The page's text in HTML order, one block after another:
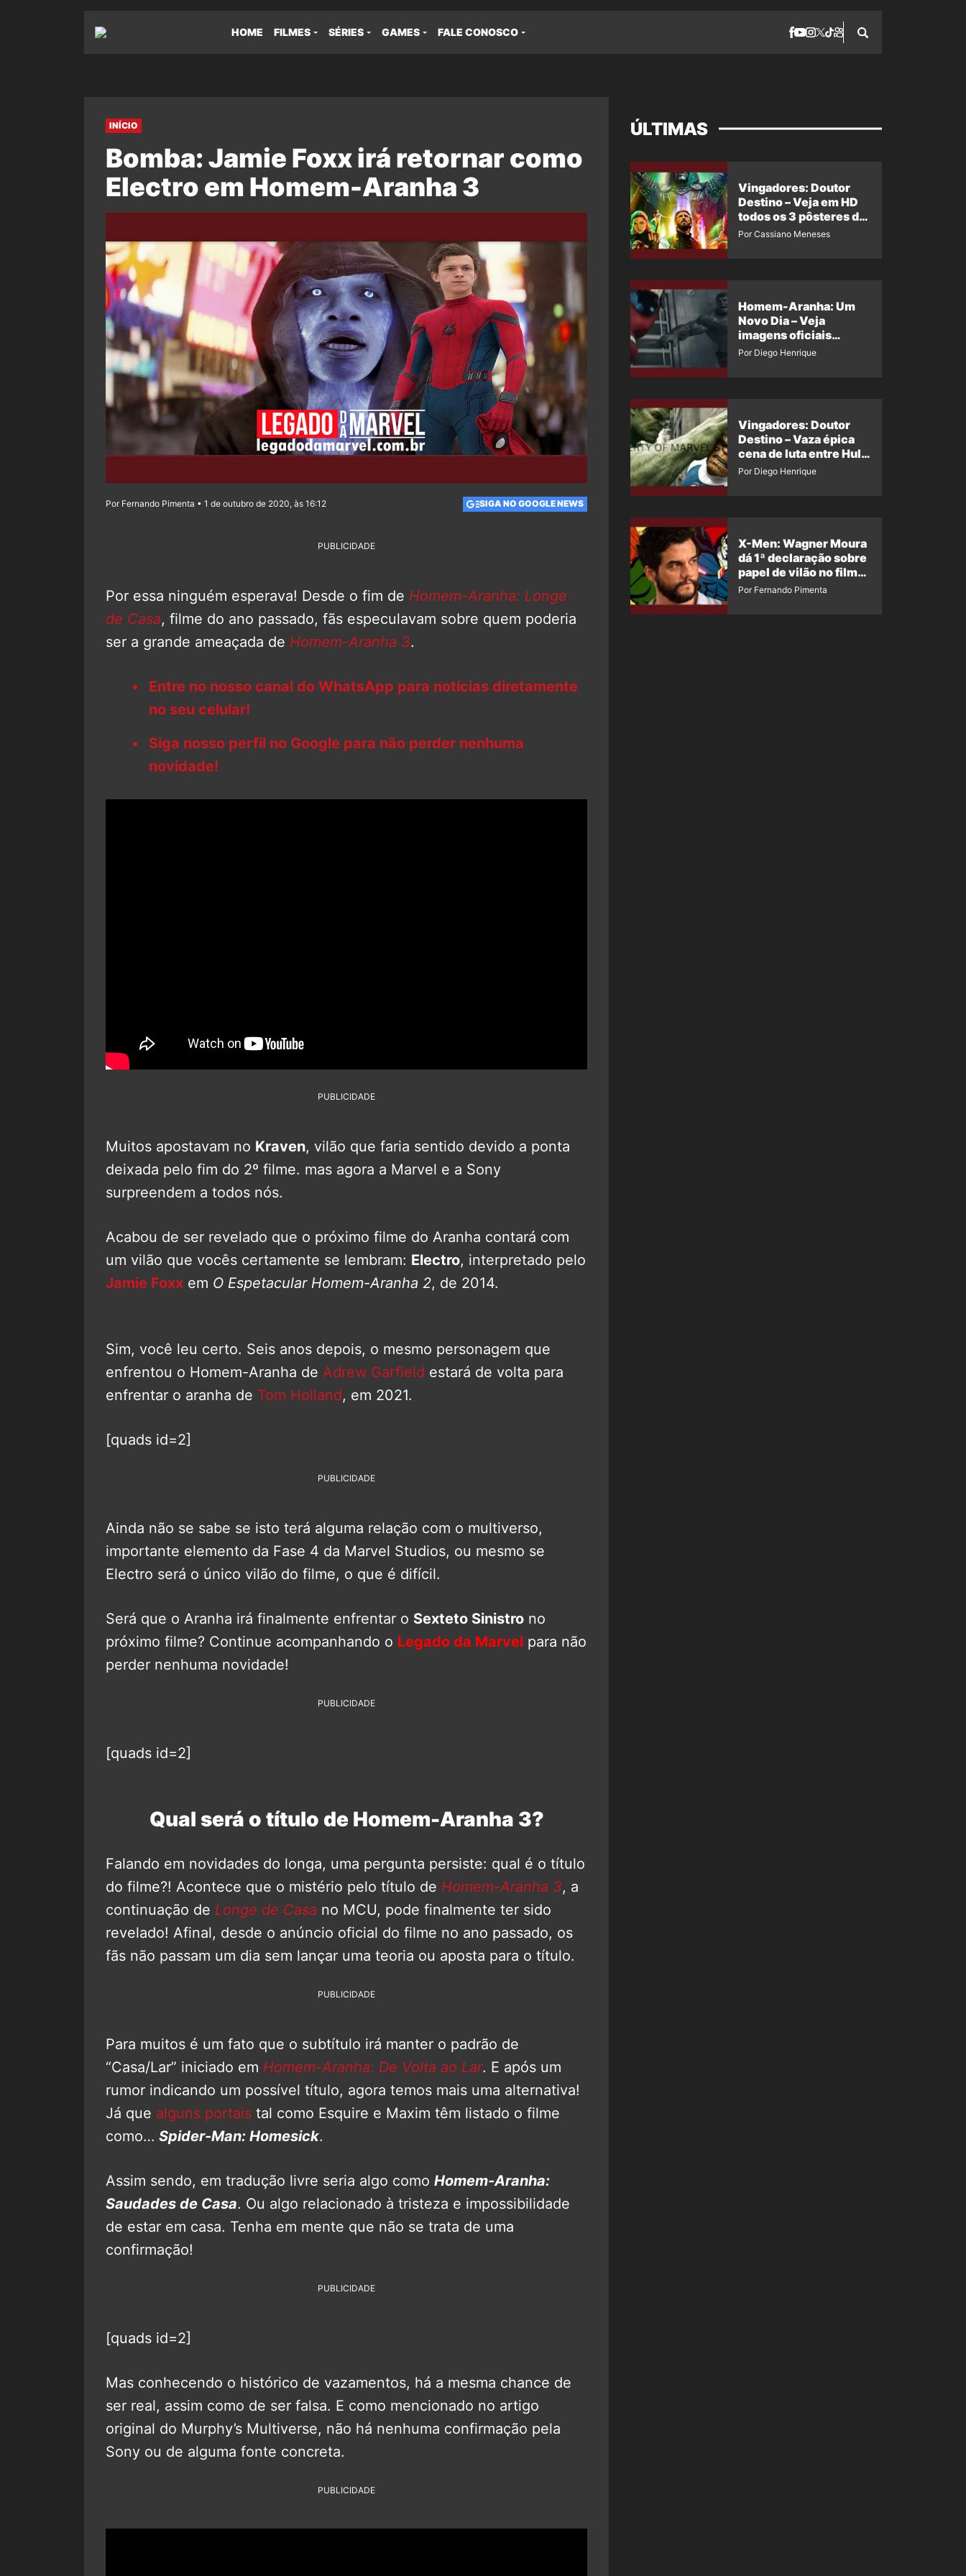
HOME FILMES SÉRIES GAMES FALE CONOSCO
INÍCIO
Bomba: Jamie Foxx irá retornar como
Electro em Homem-Aranha 3
Por Fernando Pimenta • 1 de outubro de 2020, às 16:12 SIGA NO GOOGLE NEWS
PUBLICIDADE
Por essa ninguém esperava! Desde o fim de Homem-Aranha: Longe
de Casa, filme do ano passado, fãs especulavam sobre quem poderia
ser a grande ameaçada de Homem-Aranha 3.
Entre no nosso canal do WhatsApp para notícias diretamente
no seu celular!
Siga nosso perfil no Google para não perder nenhuma
novidade!
PUBLICIDADE
Muitos apostavam no Kraven, vilão que faria sentido devido a ponta
deixada pelo fim do 2º filme. mas agora a Marvel e a Sony
surpreendem a todos nós.
Acabou de ser revelado que o próximo filme do Aranha contará com
um vilão que vocês certamente se lembram: Electro, interpretado pelo
Jamie Foxx em O Espetacular Homem-Aranha 2, de 2014.
Sim, você leu certo. Seis anos depois, o mesmo personagem que
enfrentou o Homem-Aranha de Adrew Garfield estará de volta para
enfrentar o aranha de Tom Holland, em 2021.
[quads id=2]
PUBLICIDADE
Ainda não se sabe se isto terá alguma relação com o multiverso,
importante elemento da Fase 4 da Marvel Studios, ou mesmo se
Electro será o único vilão do filme, o que é difícil.
Será que o Aranha irá finalmente enfrentar o Sexteto Sinistro no
próximo filme? Continue acompanhando o Legado da Marvel para não
perder nenhuma novidade!
PUBLICIDADE
[quads id=2]
Qual será o título de Homem-Aranha 3?
Falando em novidades do longa, uma pergunta persiste: qual é o título
do filme?! Acontece que o mistério pelo título de Homem-Aranha 3, a
continuação de Longe de Casa no MCU, pode finalmente ter sido
revelado! Afinal, desde o anúncio oficial do filme no ano passado, os
fãs não passam um dia sem lançar uma teoria ou aposta para o título.
PUBLICIDADE
Para muitos é um fato que o subtítulo irá manter o padrão de
“Casa/Lar” iniciado em Homem-Aranha: De Volta ao Lar. E após um
rumor indicando um possível título, agora temos mais uma alternativa!
Já que alguns portais tal como Esquire e Maxim têm listado o filme
como… Spider-Man: Homesick.
Assim sendo, em tradução livre seria algo como Homem-Aranha:
Saudades de Casa. Ou algo relacionado à tristeza e impossibilidade
de estar em casa. Tenha em mente que não se trata de uma
confirmação!
PUBLICIDADE
[quads id=2]
Mas conhecendo o histórico de vazamentos, há a mesma chance de
ser real, assim como de ser falsa. E como mencionado no artigo
original do Murphy’s Multiverse, não há nenhuma confirmação pela
Sony ou de alguma fonte concreta.
PUBLICIDADE
ÚLTIMAS
Vingadores: Doutor
Destino – Veja em HD
todos os 3 pôsteres de
‘Doomsday’ + 1 imagem
Por Cassiano Meneses
Homem-Aranha: Um
Novo Dia – Veja
imagens oficiais
descartadas do Hulk
Por Diego Henrique
Vingadores: Doutor
Destino – Vaza épica
cena de luta entre Hulk
e o Coisa
Por Diego Henrique
X-Men: Wagner Moura
dá 1ª declaração sobre
papel de vilão no filme
da Marvel
Por Fernando Pimenta